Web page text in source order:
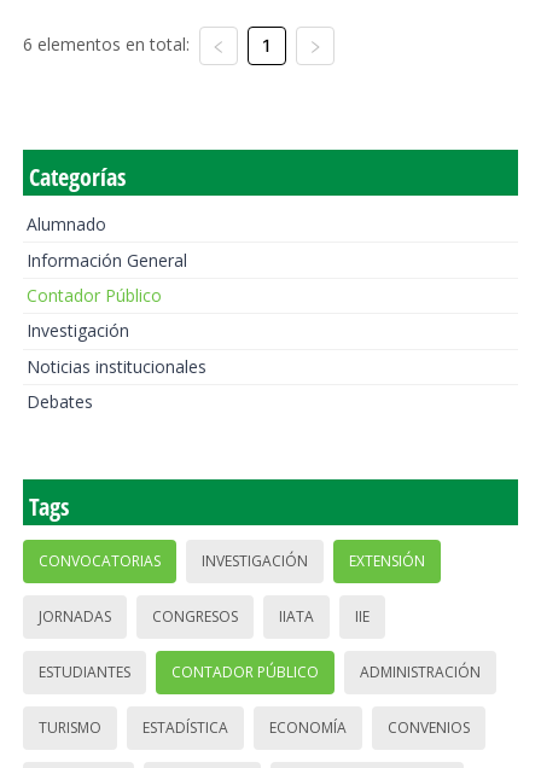
6 elementos en total: 1
Categorías
Alumnado
Información General
Contador Público
Investigación
Noticias institucionales
Debates
Tags
CONVOCATORIAS INVESTIGACIÓN EXTENSIÓN
JORNADAS CONGRESOS IIATA IIE
ESTUDIANTES CONTADOR PÚBLICO ADMINISTRACIÓN
TURISMO ESTADÍSTICA ECONOMÍA CONVENIOS